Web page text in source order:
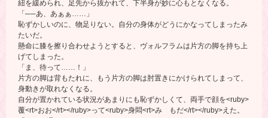
紐を緩められ、足先から抜かれて、下半身が妙に心もとなくなる。
「──あ、あぁぁ……」
恥ずかしいのに、物足りない。自分の身体がどうにかなってしまったみ
たいだ。
懸命に膝を擦り合わせようとすると、ヴォルフラムは片方の脚を持ち上
げてしまった。
「ま、待って……！」
片方の脚は背もたれに、もう片方の脚は肘置きにかけられてしまって、
身動きが取れなくなる。
自分が置かれている状況があまりにも恥ずかしくて、両手で顔を<ruby>
覆<rt>おお</rt></ruby>って<ruby>身悶<rt>み もだ</rt></ruby>えた。